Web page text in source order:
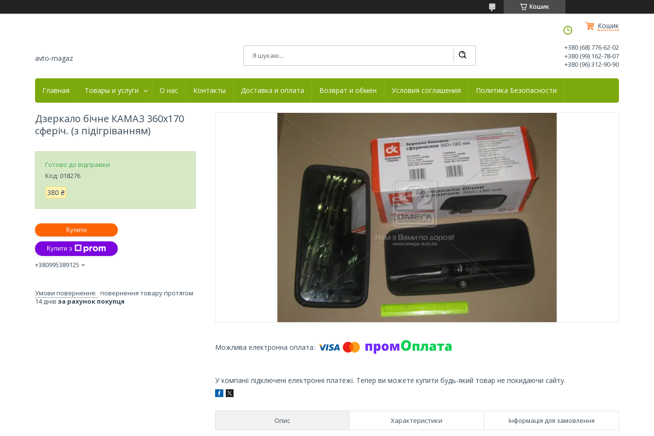
Кошик
Кошик
avto-magaz
+380 (68) 776-62-02
+380 (99) 162-78-07
+380 (96) 312-90-90
Главная Товары и услуги О нас Контакты Доставка и оплата Возврат и обмен Условия соглашения Политика Безопасности
У компанії підключені електронні платежі. Тепер ви можете купити будь-який товар не покидаючи сайту.
Опис Характеристики Інформація для замовлення
Дзеркало бічне КАМАЗ 360х170
сферіч. (з підігріванням)
Готово до відправки
Код: 018276
380 ₴
Купити
Купити з
+380995389125
повернення товару протягом
14 днів за рахунок покупця